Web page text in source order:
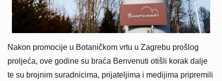
Nakon promocije u Botaničkom vrtu u Zagrebu prošlog
proljeća, ove godine su braća Benvenuti otišli korak dalje
te su brojnim suradnicima, prijateljima i medijima pripremili